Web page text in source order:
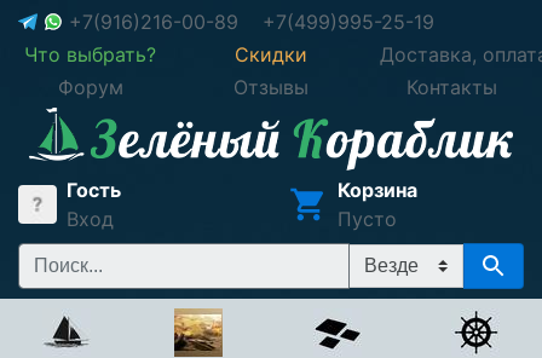
+7(916)216-00-89
+7(499)995-25-19
Что выбрать?
Скидки
Доставка,
Форум
Отзывы Контакты
Гость
Вход
Корзина
Пусто